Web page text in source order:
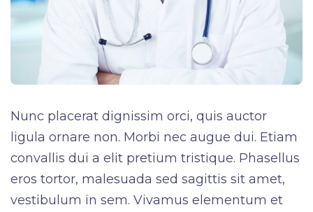
Nunc placerat dignissim orci, quis auctor
ligula ornare non. Morbi nec augue dui. Etiam
convallis dui a elit pretium tristique. Phasellus
eros tortor, malesuada sed sagittis sit amet,
vestibulum in sem. Vivamus elementum et